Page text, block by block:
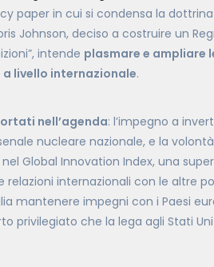
paper in cui si condensa la
Johnson, deciso a costruire un
intende plasmare e ampliare
livello internazionale.
nell’agenda: l’impegno a
nucleare nazionale, e la
Global Innovation Index, una
internazionali con le altre
mantenere impegni con i Paesi
privilegiato che la lega agli Stati